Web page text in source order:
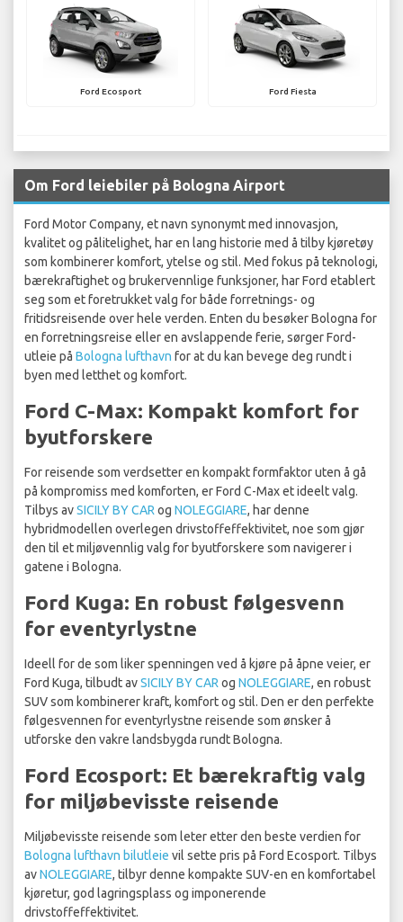
Ford Ecosport Ford Fiesta
Om Ford leiebiler på Bologna Airport
Ford Motor Company, et navn synonymt med innovasjon,
kvalitet og pålitelighet, har en lang historie med å tilby kjøretøy
som kombinerer komfort, ytelse og stil. Med fokus på teknologi,
bærekraftighet og brukervennlige funksjoner, har Ford etablert
seg som et foretrukket valg for både forretnings- og
fritidsreisende over hele verden. Enten du besøker Bologna for
en forretningsreise eller en avslappende ferie, sørger Ford-
utleie på Bologna lufthavn for at du kan bevege deg rundt i
byen med letthet og komfort.
Ford C-Max: Kompakt komfort for
byutforskere
For reisende som verdsetter en kompakt formfaktor uten å gå
på kompromiss med komforten, er Ford C-Max et ideelt valg.
Tilbys avSICILY BY CAR og NOLEGGIARE, har denne
hybridmodellen overlegen drivstoffeffektivitet, noe som gjør
den til et miljøvennlig valg for byutforskere som navigerer i
gatene i Bologna.
Ford Kuga: En robust følgesvenn
for eventyrlystne
Ideell for de som liker spenningen ved å kjøre på åpne veier, er
Ford Kuga, tilbudt avSICILY BY CAR og NOLEGGIARE, en robust
SUV som kombinerer kraft, komfort og stil. Den er den perfekte
følgesvennen for eventyrlystne reisende som ønsker å
utforske den vakre landsbygda rundt Bologna.
Ford Ecosport: Et bærekraftig valg
for miljøbevisste reisende
Miljøbevisste reisende som leter etter den beste verdien for
Bologna lufthavn bilutleie vil sette pris på Ford Ecosport. Tilbys
avNOLEGGIARE, tilbyr denne kompakte SUV-en en komfortabel
kjøretur, god lagringsplass og imponerende
drivstoffeffektivitet.